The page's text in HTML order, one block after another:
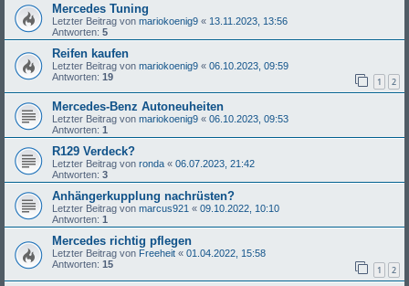
Mercedes Tuning
Letzter Beitrag von mariokoenig9 « 13.11.2023, 13:56
Antworten: 5
Reifen kaufen
Letzter Beitrag von mariokoenig9 « 06.10.2023, 09:59
Antworten: 19 1 2
Mercedes-Benz Autoneuheiten
Letzter Beitrag von mariokoenig9 « 06.10.2023, 09:53
Antworten: 1
R129 Verdeck?
Letzter Beitrag von ronda « 06.07.2023, 21:42
Antworten: 3
Anhängerkupplung nachrüsten?
Letzter Beitrag von marcus921 « 09.10.2022, 10:10
Antworten: 1
Mercedes richtig pflegen
Letzter Beitrag von Freeheit « 01.04.2022, 15:58
Antworten: 15 1 2